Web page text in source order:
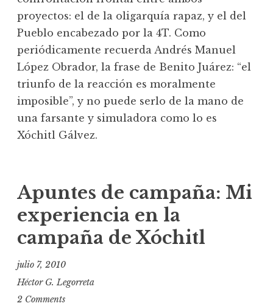
proyectos: el de la oligarquía rapaz, y el del
Pueblo encabezado por la 4T. Como
periódicamente recuerda Andrés Manuel
López Obrador, la frase de Benito Juárez: “el
triunfo de la reacción es moralmente
imposible”, y no puede serlo de la mano de
una farsante y simuladora como lo es
Xóchitl Gálvez.
Apuntes de campaña: Mi
experiencia en la
campaña de Xóchitl
julio 7, 2010
Héctor G. Legorreta
2 Comments